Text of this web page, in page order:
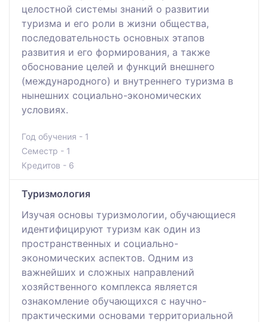
целостной системы знаний о развитии
туризма и его роли в жизни общества,
последовательность основных этапов
развития и его формирования, а также
обоснование целей и функций внешнего
(международного) и внутреннего туризма в
нынешних социально-экономических
условиях.
Год обучения - 1
Семестр - 1
Кредитов - 6
Туризмология
Изучая основы туризмологии, обучающиеся
идентифицируют туризм как один из
пространственных и социально-
экономических аспектов. Одним из
важнейших и сложных направлений
хозяйственного комплекса является
ознакомление обучающихся с научно-
практическими основами территориальной